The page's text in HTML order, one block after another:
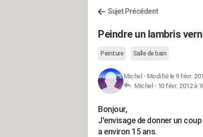
Sujet Précédent
Peindre un lambris
Peinture Salle de bain
Michel - Modifié le 9 févr.
Michel - 10 févr. 2012 à
Bonjour,
J'envisage de donner un
a environ 15 ans.